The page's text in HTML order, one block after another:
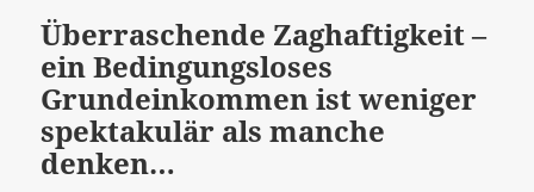
Überraschende Zaghaftigkeit –
ein Bedingungsloses
Grundeinkommen ist weniger
spektakulär als manche
denken…